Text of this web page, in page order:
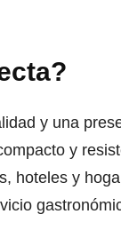
y una
y
hoteles y